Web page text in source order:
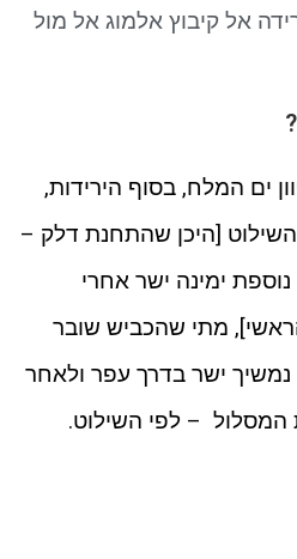
אל קיבוץ אלמוג אל מול
כביש מס' 1 לכיוון ים המלח, בסוף הירידות,
[היכן שהתחנת דלק –
נוספת ימינה ישר אחרי
מתי שהכביש שובר
נמשיך ישר בדרך עפר ולאחר